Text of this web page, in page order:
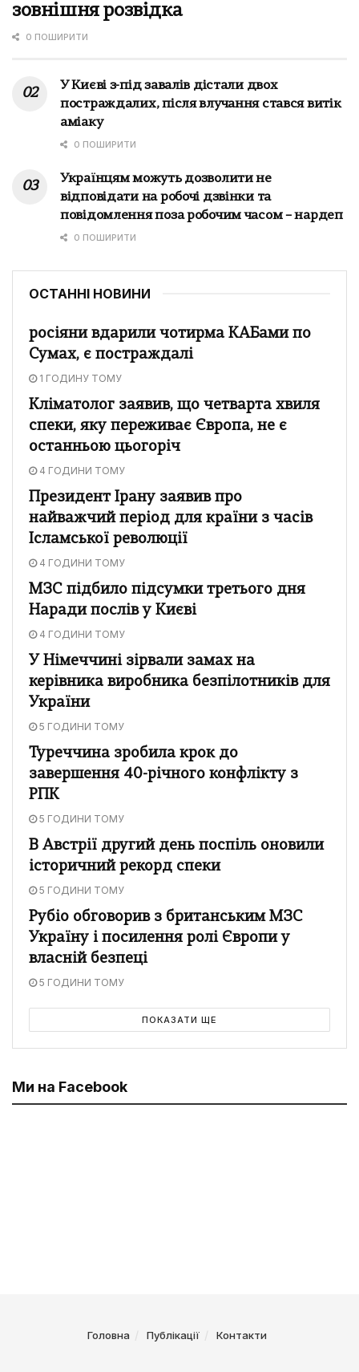
зовнішня розвідка
0 ПОШИРИТИ
У Києві з-під завалів дістали двох
постраждалих, після влучання стався витік
аміаку
0 ПОШИРИТИ
Українцям можуть дозволити не
відповідати на робочі дзвінки та
повідомлення поза робочим часом – нардеп
0 ПОШИРИТИ
ОСТАННІ НОВИНИ
росіяни вдарили чотирма КАБами по
Сумах, є постраждалі
1 ГОДИНУ ТОМУ
Кліматолог заявив, що четварта хвиля
спеки, яку переживає Європа, не є
останньою цьогоріч
4 ГОДИНИ ТОМУ
Президент Ірану заявив про
найважчий період для країни з часів
Ісламської революції
4 ГОДИНИ ТОМУ
МЗС підбило підсумки третього дня
Наради послів у Києві
4 ГОДИНИ ТОМУ
У Німеччині зірвали замах на
керівника виробника безпілотників для
України
5 ГОДИНИ ТОМУ
Туреччина зробила крок до
завершення 40-річного конфлікту з
РПК
5 ГОДИНИ ТОМУ
В Австрії другий день поспіль оновили
історичний рекорд спеки
5 ГОДИНИ ТОМУ
Рубіо обговорив з британським МЗС
Україну і посилення ролі Європи у
власній безпеці
5 ГОДИНИ ТОМУ
ПОКАЗАТИ ЩЕ
Ми на Facebook
Головна Публікації Контакти